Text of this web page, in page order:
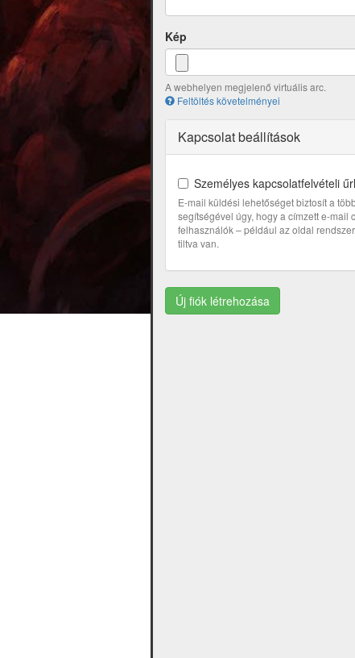
Kép
A webhelyen megjelenő virtuális arc.
Feltöltés követelményei
Kapcsolat beállítások
Személyes kapcsolatfelvételi
E-mail küldési lehetőséget biztosít a
segítségével úgy, hogy a címzett e-
felhasználók – például az oldal
tiltva van.
Új fiók létrehozása